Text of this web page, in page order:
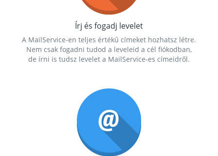
Írj és fogadj levelet
A MailService-en teljes értékű címeket hozhatsz létre.
Nem csak fogadni tudod a leveleid a cél fiókodban,
de írni is tudsz levelet a MailService-es címeidről.